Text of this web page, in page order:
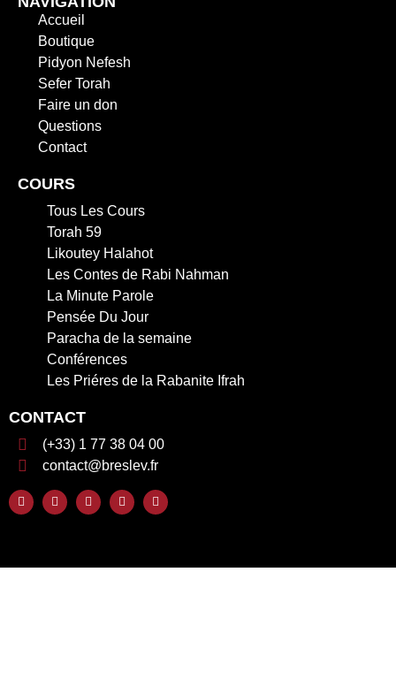
Accueil
Boutique
Pidyon Nefesh
Sefer Torah
Faire un don
Questions
Contact
COURS
Tous Les Cours
Torah 59
Likoutey Halahot
Les Contes de Rabi Nahman
La Minute Parole
Pensée Du Jour
Paracha de la semaine
Conférences
Les Priéres de la Rabanite Ifrah
CONTACT
(+33) 1 77 38 04 00
contact@breslev.fr